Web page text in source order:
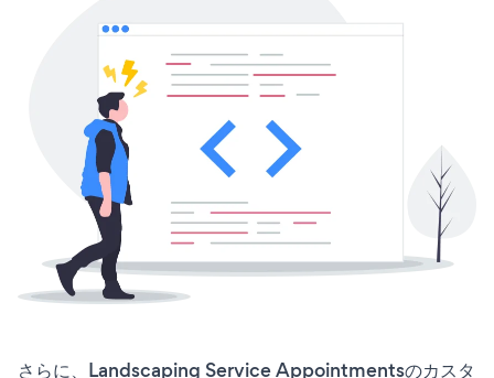
さらに、Landscaping Service Appointmentsのカスタ